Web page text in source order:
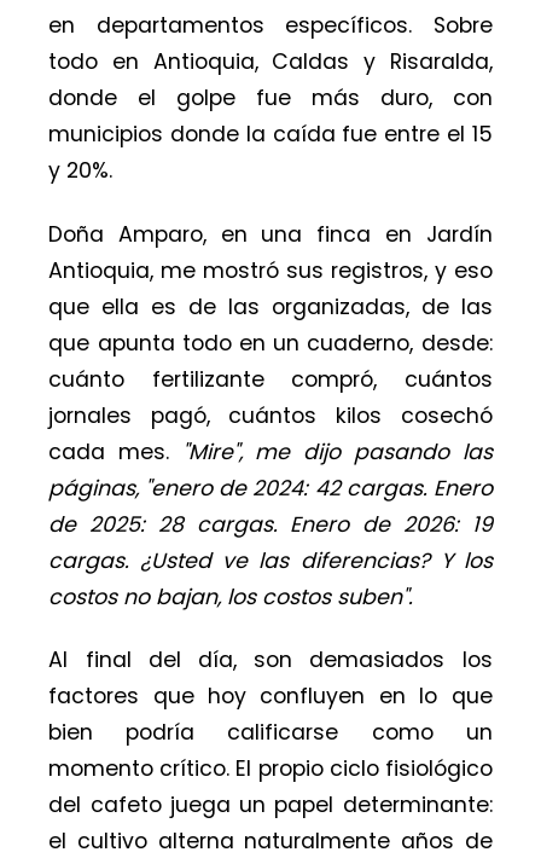
en departamentos específicos. Sobre
todo en Antioquia, Caldas y Risaralda,
donde el golpe fue más duro, con
municipios donde la caída fue entre el 15
y 20%.
Doña Amparo, en una finca en Jardín
Antioquia, me mostró sus registros, y eso
que ella es de las organizadas, de las
que apunta todo en un cuaderno, desde:
cuánto fertilizante compró, cuántos
jornales pagó, cuántos kilos cosechó
cada mes. "Mire", me dijo pasando las
páginas, "enero de 2024: 42 cargas. Enero
de 2025: 28 cargas. Enero de 2026: 19
cargas. ¿Usted ve las diferencias? Y los
costos no bajan, los costos suben".
Al final del día, son demasiados los
factores que hoy confluyen en lo que
bien podría calificarse como un
momento crítico. El propio ciclo fisiológico
del cafeto juega un papel determinante:
el cultivo alterna naturalmente años de